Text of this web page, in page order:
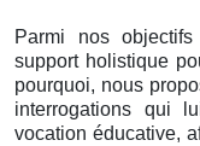
Parmi nos
support holistique
pourquoi, nous
interrogations qui
vocation éducative,